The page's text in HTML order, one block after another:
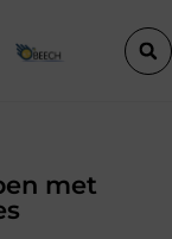
start van een
met